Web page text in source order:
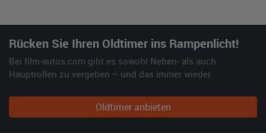
Rücken Sie Ihren Oldtimer ins Rampenlicht!
Bei film-autos.com gibt es sowohl Neben- als auch
Hauptrollen zu vergeben – und das immer wieder.
Oldtimer anbieten